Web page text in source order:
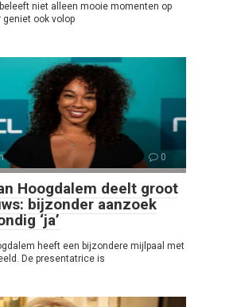
niet alleen mooie momenten op
geniet ook volop
0
Hoogdalem deelt groot
bijzonder aanzoek
‘ja’
heeft een bijzondere mijlpaal met
De presentatrice is